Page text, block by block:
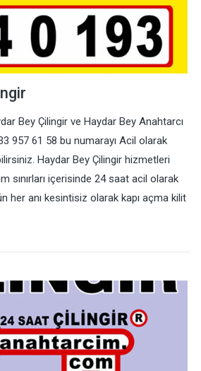
Bey Çilingir ve Haydar Bey Anahtarcı
957 61 58 bu numarayı Acil olarak
Haydar Bey Çilingir hizmetleri
sınırları içerisinde 24 saat acil olarak
her anı kesintisiz olarak kapı açma kilit